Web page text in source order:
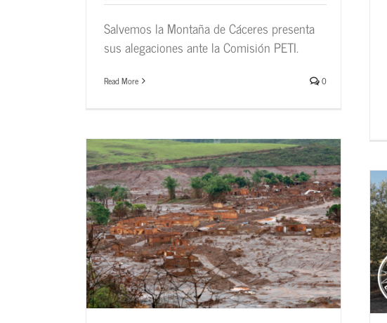
Salvemos la Montaña de Cáceres presenta
sus alegaciones ante la Comisión PETI.
Read More 0
La Colonia agrícola de Cañamero como
modelo de soberanía alimentaria
Extremadura Noticias Por clasificar Villuercas